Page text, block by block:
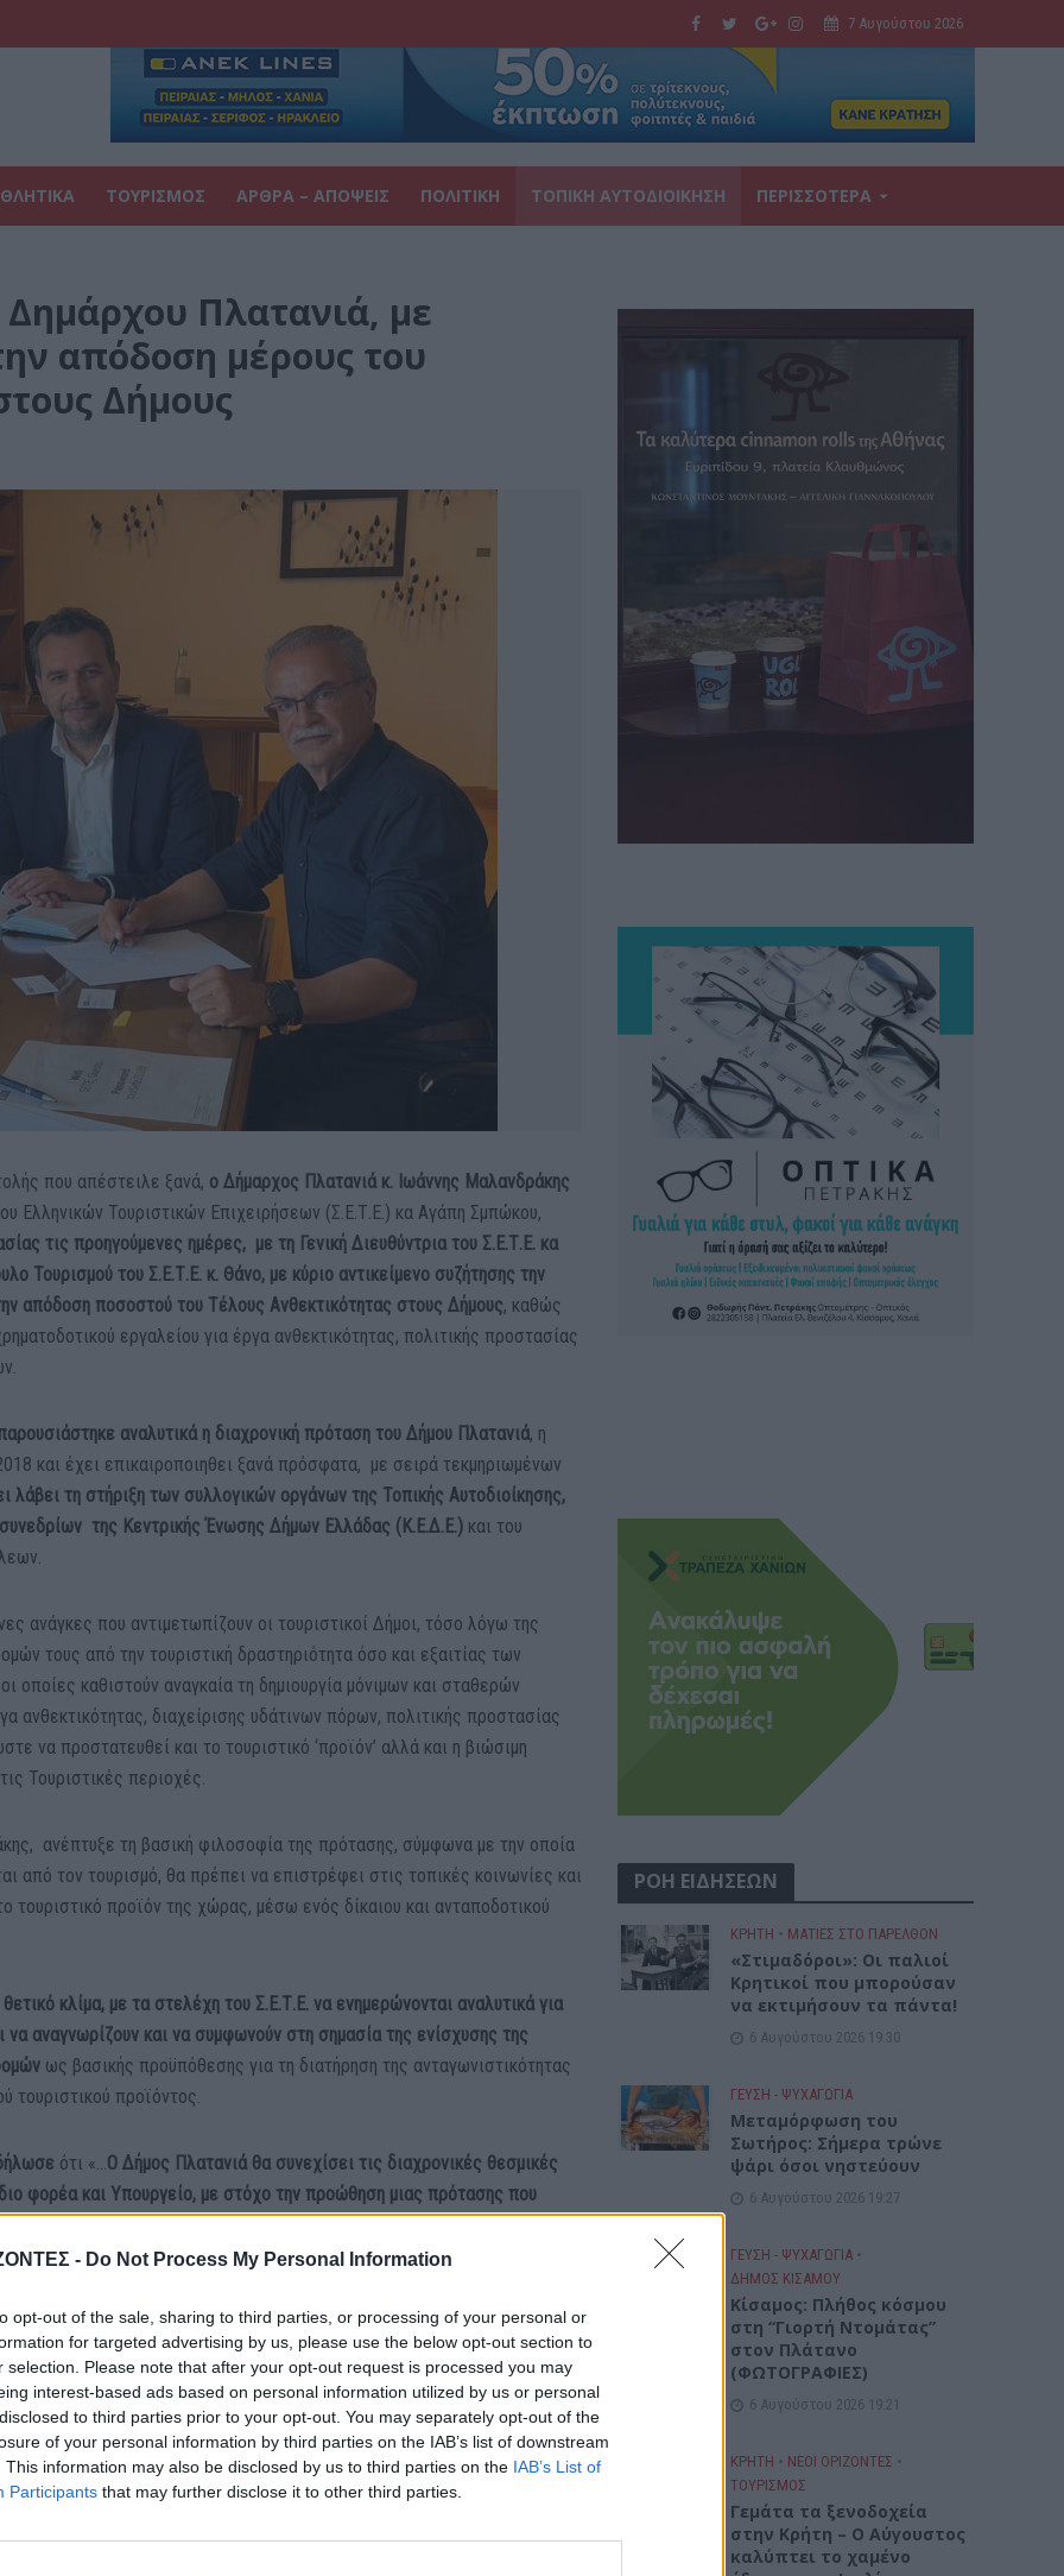
- Do Not Process My Personal Information
opt-out of the sale, sharing to third parties, or processing of your personal or
for targeted advertising by us, please use the below opt-out section to
selection. Please note that after your opt-out request is processed you may
interest-based ads based on personal information utilized by us or personal
to third parties prior to your opt-out. You may separately opt-out of the
of your personal information by third parties on the IAB’s list of downstream
This information may also be disclosed by us to third parties on the IAB’s List of
Participants that may further disclose it to other third parties.
7 Αυγούστου 2026
ΤΟΥΡΙΣΜΟΣ ΑΡΘΡΑ – ΑΠΟΨΕΙΣ ΠΟΛΙΤΙΚΗ ΤΟΠΙΚΗ ΑΥΤΟΔΙΟΙΚΗΣΗ ΠΕΡΙΣΣΟΤΕΡΑ
Πλατανιά, με
απόδοση μέρους του
Δήμους
που απέστειλε ξανά, ο Δήμαρχος Πλατανιά κ. Ιωάννης Μαλανδράκης
Ελληνικών Τουριστικών Επιχειρήσεων (Σ.Ε.Τ.Ε.) κα Αγάπη Σμπώκου,
τις προηγούμενες ημέρες, με τη Γενική Διευθύντρια του Σ.Ε.Τ.Ε. κα
Τουρισμού του Σ.Ε.Τ.Ε. κ. Θάνο, με κύριο αντικείμενο συζήτησης την
απόδοση ποσοστού του Τέλους Ανθεκτικότητας στους Δήμους, καθώς
εργαλείου για έργα ανθεκτικότητας, πολιτικής προστασίας
αναλυτικά η διαχρονική πρόταση του Δήμου Πλατανιά, η
και έχει επικαιροποιηθει ξανά πρόσφατα, με σειρά τεκμηριωμένων
λάβει τη στήριξη των συλλογικών οργάνων της Τοπικής Αυτοδιοίκησης,
της Κεντρικής Ένωσης Δήμων Ελλάδας (Κ.Ε.Δ.Ε.) και του
ανάγκες που αντιμετωπίζουν οι τουριστικοί Δήμοι, τόσο λόγω της
τους από την τουριστική δραστηριότητα όσο και εξαιτίας των
οποίες καθιστούν αναγκαία τη δημιουργία μόνιμων και σταθερών
ανθεκτικότητας, διαχείρισης υδάτινων πόρων, πολιτικής προστασίας
να προστατευθεί και το τουριστικό ‘προϊόν’ αλλά και η βιώσιμη
Τουριστικές περιοχές.
ανέπτυξε τη βασική φιλοσοφία της πρότασης, σύμφωνα με την οποία
από τον τουρισμό, θα πρέπει να επιστρέφει στις τοπικές κοινωνίες και
τουριστικό προϊόν της χώρας, μέσω ενός δίκαιου και ανταποδοτικού
κλίμα, με τα στελέχη του Σ.Ε.Τ.Ε. να ενημερώνονται αναλυτικά για
αναγνωρίζουν και να συμφωνούν στη σημασία της ενίσχυσης της
ως βασικής προϋπόθεσης για τη διατήρηση της ανταγωνιστικότητας
τουριστικού προϊόντος.
ότι «…Ο Δήμος Πλατανιά θα συνεχίσει τις διαχρονικές θεσμικές
φορέα και Υπουργείο, με στόχο την προώθηση μιας πρότασης που
με την προστασία των τοπικών κοινωνιών
παράλληλα στη διαμόρφωση ενός σύγχρονου και ανθεκτικού
σύνολο της χώρας…»
ΡΟΗ ΕΙΔΗΣΕΩΝ
ΚΡΗΤΗ • ΜΑΤΙΕΣ ΣΤΟ ΠΑΡΕΛΘΟΝ
«Στιμαδόροι»: Οι παλιοί
Κρητικοί που μπορούσαν
να εκτιμήσουν τα πάντα!
6 Αυγούστου 2026 19:30
ΓΕΎΣΗ - ΨΥΧΑΓΩΓΊΑ
Μεταμόρφωση του
Σωτήρος: Σήμερα τρώνε
ψάρι όσοι νηστεύουν
6 Αυγούστου 2026 19:27
ΓΕΎΣΗ - ΨΥΧΑΓΩΓΊΑ •
ΔΉΜΟΣ ΚΙΣΆΜΟΥ
Κίσαμος: Πλήθος κόσμου
στη “Γιορτή Ντομάτας”
στον Πλάτανο
(ΦΩΤΟΓΡΑΦΙΕΣ)
6 Αυγούστου 2026 19:21
ΚΡΗΤΗ • ΝΕΟΙ ΟΡΙΖΟΝΤΕΣ •
ΤΟΥΡΙΣΜΟΣ
Γεμάτα τα ξενοδοχεία
στην Κρήτη – Ο Αύγουστος
καλύπτει το χαμένο